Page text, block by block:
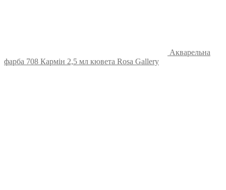
Акварельна
фарба 708 Кармін 2,5 мл кювета Rosa Gallery